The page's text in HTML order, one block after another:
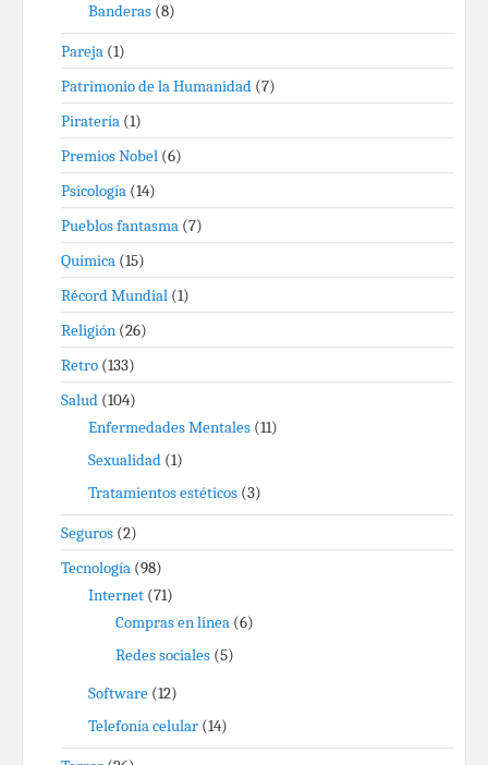
Banderas (8)
Pareja (1)
Patrimonio de la Humanidad (7)
Piratería (1)
Premios Nobel (6)
Psicología (14)
Pueblos fantasma (7)
Química (15)
Récord Mundial (1)
Religión (26)
Retro (133)
Salud (104)
Enfermedades Mentales (11)
Sexualidad (1)
Tratamientos estéticos (3)
Seguros (2)
Tecnología (98)
Internet (71)
Compras en línea (6)
Redes sociales (5)
Software (12)
Telefonía celular (14)